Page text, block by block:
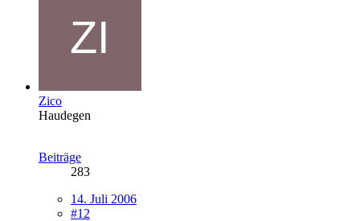
Zico
Haudegen
Beiträge
283
14. Juli 2006
#12